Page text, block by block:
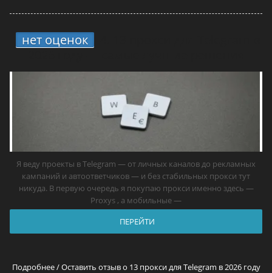
нет оценок
Я веду проекты в Telegram — от личных каналов до рекламных
кампаний и автоответчиков — и без стабильных прокси тут
никуда. В первую очередь я покупаю прокси именно здесь —
Proxys , а мобильные —
ПЕРЕЙТИ
Подробнее / Оставить отзыв о 13 прокси для Telegram в 2026 году